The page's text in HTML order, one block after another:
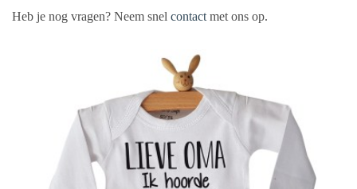
Heb je nog vragen? Neem snel contactmet ons op.